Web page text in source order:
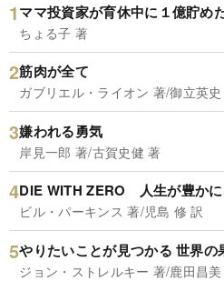
ママ投資家が育休中に１億貯め
ちょる子 著
筋肉が全て
ガブリエル・ライオン 著/御立英史
嫌われる勇気
岸見一郎 著/古賀史健 著
DIE WITH ZERO 人生が豊か
ビル・パーキンス 著/児島 修 訳
やりたいことが見つかる 世界の
ジョン・ストレルキー 著/鹿田昌美